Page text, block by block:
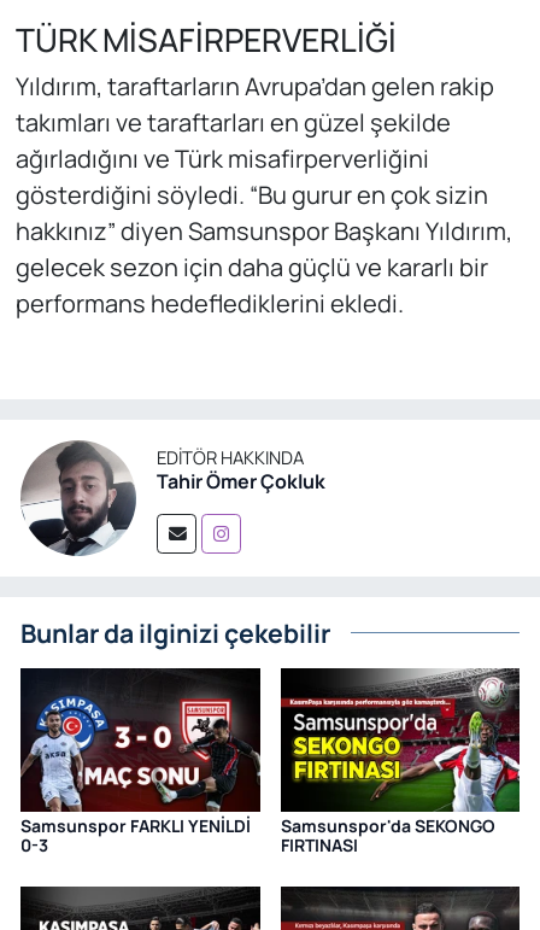
TÜRK MİSAFİRPERVERLİĞİ
Yıldırım, taraftarların Avrupa’dan gelen rakip
takımları ve taraftarları en güzel şekilde
ağırladığını ve Türk misafirperverliğini
gösterdiğini söyledi. “Bu gurur en çok sizin
hakkınız” diyen Samsunspor Başkanı Yıldırım,
gelecek sezon için daha güçlü ve kararlı bir
performans hedeflediklerini ekledi.
EDITÖR HAKKINDA
Tahir Ömer Çokluk
Bunlar da ilginizi çekebilir
Samsunspor FARKLI YENİLDİ
0-3
Samsunspor'da SEKONGO
FIRTINASI